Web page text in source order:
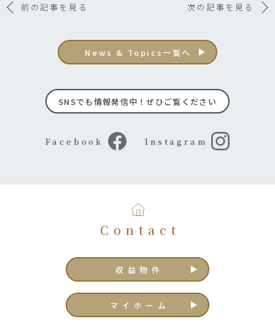
前の記事を見る 次の記事を見る
News & Topics一覧へ
SNSでも情報発信中！ぜひご覧ください
Facebook Instagram
Contact
収益物件
マイホーム